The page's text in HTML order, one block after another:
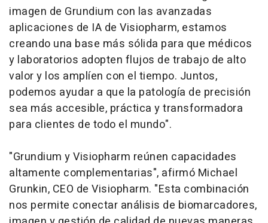
imagen de Grundium con las avanzadas
aplicaciones de IA de Visiopharm, estamos
creando una base más sólida para que médicos
y laboratorios adopten flujos de trabajo de alto
valor y los amplíen con el tiempo. Juntos,
podemos ayudar a que la patología de precisión
sea más accesible, práctica y transformadora
para clientes de todo el mundo".
"Grundium y Visiopharm reúnen capacidades
altamente complementarias", afirmó Michael
Grunkin, CEO de Visiopharm. "Esta combinación
nos permite conectar análisis de biomarcadores,